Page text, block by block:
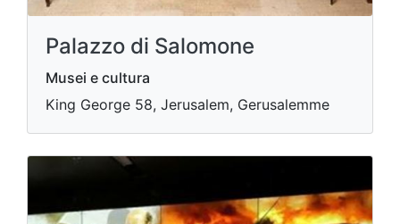
Palazzo di Salomone
Musei e cultura
King George 58, Jerusalem, Gerusalemme